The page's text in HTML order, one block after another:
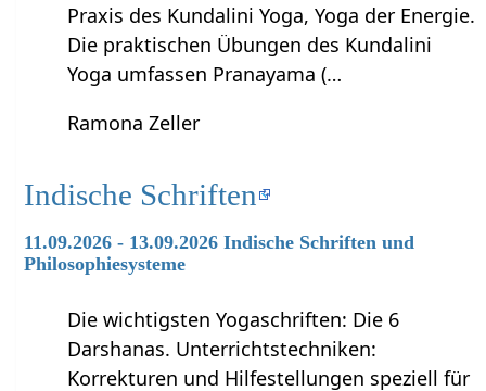
Praxis des Kundalini Yoga, Yoga der Energie.
Die praktischen Übungen des Kundalini
Yoga umfassen Pranayama (…
Ramona Zeller
Indische Schriften
11.09.2026 - 13.09.2026 Indische Schriften und
Philosophiesysteme
Die wichtigsten Yogaschriften: Die 6
Darshanas. Unterrichtstechniken:
Korrekturen und Hilfestellungen speziell für